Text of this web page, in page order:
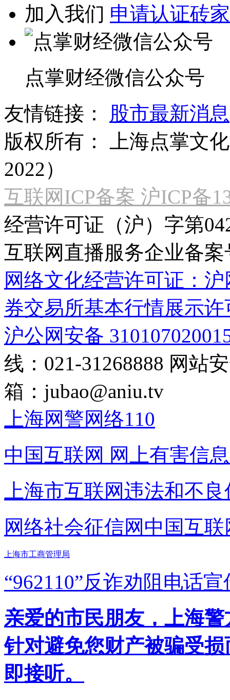
加入我们 申请认证砖家
点掌财经微信公众号
友情链接：
股市最新消息
版权所有：
上海点掌文
2022）
互联网ICP备案 沪ICP备
经营许可证（沪）字第
互联网直播服务企业备案
网络文化经营许可证：
券交易所基本行情展示许
沪公网安备
线：021-31268888 网站
箱： jubao@aniu.tv
上海网警网络110
中国互联网 网上有害信
上海市互联网违法和不
网络社会征信网 中国互
上海市工商管理局
“962110”反诈劝阻电话宣
亲爱的市民朋友，上海
针对避免您财产被骗受
即接听。